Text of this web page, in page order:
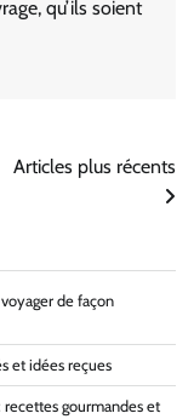
qu’ils soient
Articles plus récents
de façon
et idées reçues
recettes gourmandes et